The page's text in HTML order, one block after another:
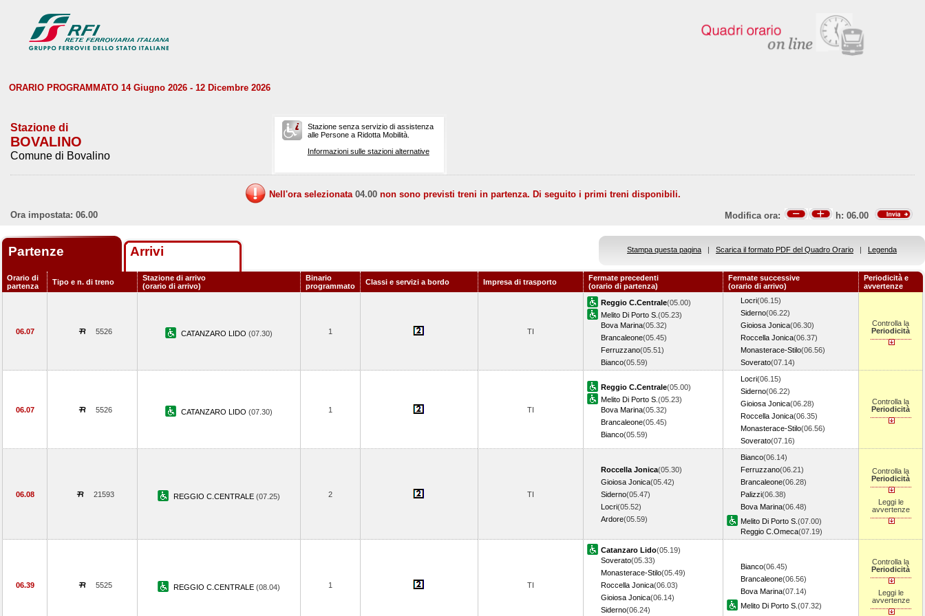
ORARIO PROGRAMMATO 14 Giugno 2026 - 12 Dicembre 2026
Stazione di
BOVALINO
Comune di Bovalino
Stazione senza servizio di assistenza
alle Persone a Ridotta Mobilità.
Informazioni sulle stazioni alternative
Nell'ora selezionata 04.00 non sono previsti treni in partenza. Di seguito i primi treni disponibili.
Ora impostata: 06.00
Modifica ora: h: 06.00
Partenze Arrivi Stampa questa pagina | Scarica il formato PDF del Quadro Orario | Legenda
Orario di
partenza
Tipo e n. di treno
Stazione di arrivo
(orario di arrivo)
Binario
programmato
Classi e servizi a bordo Impresa di trasporto
Fermate precedenti
(orario di partenza)
Fermate successive
(orario di arrivo)
Periodicità e
avvertenze
06.07 5526 CATANZARO LIDO (07.30) 1 TI
Reggio C.Centrale(05.00)
Melito Di Porto S. (05.23)
Bova Marina(05.32)
Brancaleone(05.45)
Ferruzzano(05.51)
Bianco(05.59)
Locri(06.15)
Siderno(06.22)
Gioiosa Jonica(06.30)
Roccella Jonica(06.37)
Monasterace-Stilo(06.56)
Soverato(07.14)
Controlla la
Periodicità
06.07 5526 CATANZARO LIDO (07.30) 1 TI
Reggio C.Centrale(05.00)
Melito Di Porto S. (05.23)
Bova Marina(05.32)
Brancaleone(05.45)
Bianco(05.59)
Locri(06.15)
Siderno(06.22)
Gioiosa Jonica(06.28)
Roccella Jonica(06.35)
Monasterace-Stilo(06.56)
Soverato(07.16)
Controlla la
Periodicità
06.08 21593 REGGIO C.CENTRALE (07.25) 2 TI
Roccella Jonica(05.30)
Gioiosa Jonica(05.42)
Siderno(05.47)
Locri(05.52)
Ardore(05.59)
Bianco(06.14)
Ferruzzano(06.21)
Brancaleone(06.28)
Palizzi(06.38)
Bova Marina(06.48)
Melito Di Porto S. (07.00)
Reggio C.Omeca(07.19)
Controlla la
Periodicità
Leggi le
avvertenze
06.39 5525 REGGIO C.CENTRALE (08.04) 1 TI
Catanzaro Lido(05.19)
Soverato(05.33)
Monasterace-Stilo(05.49)
Roccella Jonica(06.03)
Gioiosa Jonica(06.14)
Siderno(06.24)
Bianco(06.45)
Brancaleone(06.56)
Bova Marina(07.14)
Melito Di Porto S. (07.32)
Controlla la
Periodicità
Leggi le
avvertenze